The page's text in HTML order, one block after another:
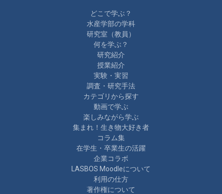
どこで学ぶ？
水産学部の学科
研究室（教員）
何を学ぶ？
研究紹介
授業紹介
実験・実習
調査・研究手法
カテゴリから探す
動画で学ぶ
楽しみながら学ぶ
集まれ！生き物大好き者
コラム集
在学生・卒業生の活躍
企業コラボ
LASBOS Moodleについて
利用の仕方
著作権について